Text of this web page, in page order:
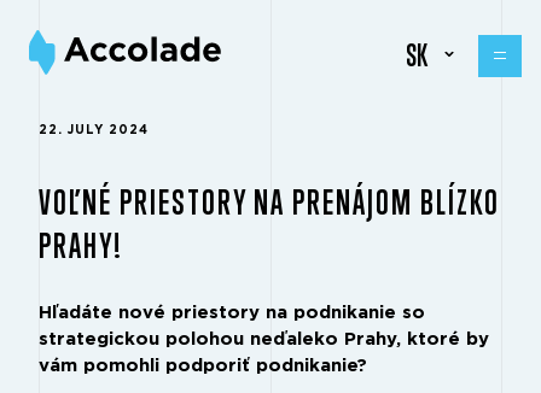
SK
22. JULY 2024
VOĽNÉ PRIESTORY NA PRENÁJOM BLÍZKO
PRAHY!
Hľadáte nové priestory na podnikanie so
strategickou polohou neďaleko Prahy, ktoré by
vám pomohli podporiť podnikanie?